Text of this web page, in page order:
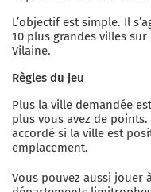
L’objectif est simple. Il
10 plus grandes villes
Vilaine.
Règles du jeu
Plus la ville demandée
plus vous avez de
accordé si la ville est
emplacement.
Vous pouvez aussi jouer